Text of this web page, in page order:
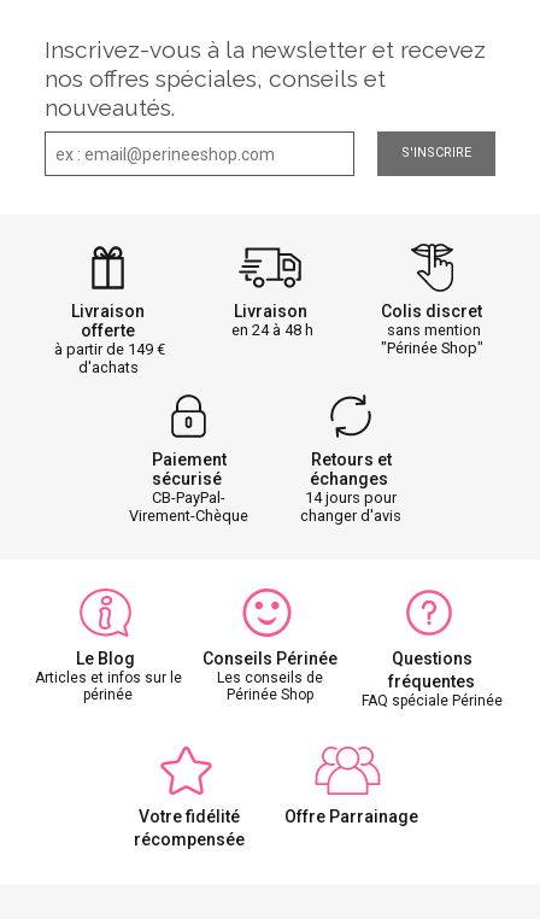
Inscrivez-vous à la newsletter et recevez
nos offres spéciales, conseils et
nouveautés.
S'INSCRIRE
Livraison
offerte
à partir de 149
d'achats
Livraison
en 24 à 48 h
Colis discret
sans mention
"Périnée Shop"
Paiement
sécurisé
CB-PayPal-
Virement-Chèque
Retours et
échanges
14 jours pour
changer d'avis
Le Blog
Articles et infos sur le
périnée
Conseils Périnée
Les conseils de
Périnée Shop
Questions
fréquentes
FAQ spéciale Périnée
Votre fidélité
récompensée
Offre Parrainage